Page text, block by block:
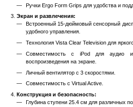
Сенсорное Управление:
управлять тренажером во время
Эргономичные Ручки и
ручки и платформа
тренировки.
Степпер ClimbMill Matrix Fitness C7Xe
нужны преимущества тренировки по
рынке.